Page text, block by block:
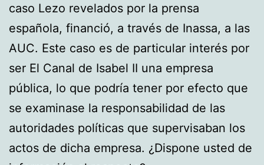
caso Lezo revelados por la prensa
española, financió, a través de Inassa, a las
AUC. Este caso es de particular interés por
ser El Canal de Isabel II una empresa
pública, lo que podría tener por efecto que
se examinase la responsabilidad de las
autoridades políticas que supervisaban los
actos de dicha empresa. ¿Dispone usted de